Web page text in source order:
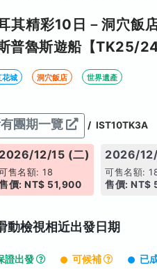
其精彩10日－洞穴飯
普魯斯遊船【TK25/24
花城 洞穴飯店 世界遺產
團期一覽 / IST10TK3A
2026/12/15 (二)
售名額: 18
價: NT$ 51,900
2026/
可售名額:
售價: NT$
動檢視相近出發日期
證出發 可候補 已